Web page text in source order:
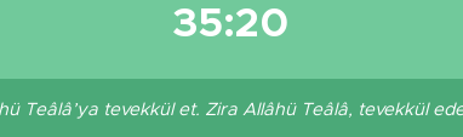
35:20
Teâlâ’ya tevekkül et. Zira Allâhü Teâlâ, tevekkül